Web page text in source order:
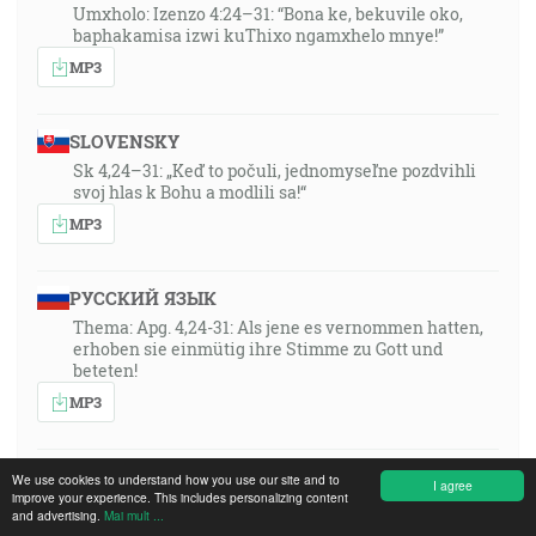
I agree
We use cookies to understand how you use our site and to
improve your experience. This includes personalizing content
and advertising. Mai mult ...
Umxholo: Izenzo 4:24–31: “Bona ke, bekuvile oko,
baphakamisa izwi kuThixo ngamxhelo mnye!”
MP3
SLOVENSKY
Sk 4,24–31: „Keď to počuli, jednomyseľne pozdvihli
svoj hlas k Bohu a modlili sa!“
MP3
РУССКИЙ ЯЗЫК
Thema: Apg. 4,24-31: Als jene es vernommen hatten,
erhoben sie einmütig ihre Stimme zu Gott und
beteten!
MP3
FRANÇAIS
Thema: Apg. 4,24-31: Als jene es vernommen hatten,
erhoben sie einmütig ihre Stimme zu Gott und